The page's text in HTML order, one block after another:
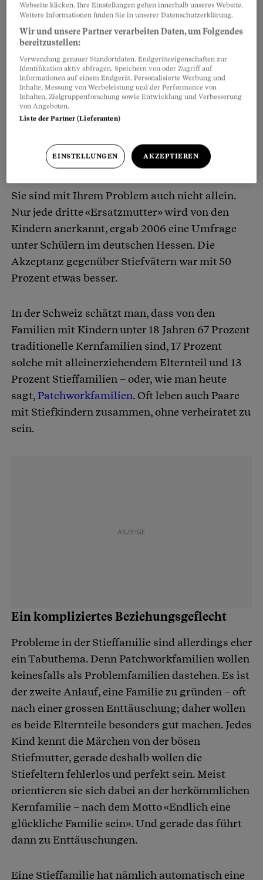
Partnerinhalte
Sie sind mit Ihrem Problem auch nicht allein.
Nur jede dritte «Ersatzmutter» wird von den
Kindern anerkannt, ergab 2006 eine Umfrage
unter Schülern im deutschen Hessen. Die
Akzeptanz gegenüber Stiefvätern war mit 50
Prozent etwas besser.
In der Schweiz schätzt man, dass von den
Familien mit Kindern unter 18 Jahren 67 Prozent
traditionelle Kernfamilien sind, 17 Prozent
solche mit alleinerziehendem Elternteil und 13
Prozent Stieffamilien – oder, wie man heute
sagt,Patchworkfamilien. Oft leben auch Paare
mit Stiefkindern zusammen, ohne verheiratet zu
sein.
Ein kompliziertes Beziehungsgeflecht
Probleme in der Stieffamilie sind allerdings eher
ein Tabuthema. Denn Patchworkfamilien wollen
keinesfalls als Problemfamilien dastehen. Es ist
der zweite Anlauf, eine Familie zu gründen – oft
nach einer grossen Enttäuschung; daher wollen
es beide Elternteile besonders gut machen. Jedes
Kind kennt die Märchen von der bösen
Stiefmutter, gerade deshalb wollen die
Stiefeltern fehlerlos und perfekt sein. Meist
orientieren sie sich dabei an der herkömmlichen
Kernfamilie – nach dem Motto «Endlich eine
glückliche Familie sein». Und gerade das führt
dann zu Enttäuschungen.
Eine Stieffamilie hat nämlich automatisch eine
Webseite klicken. Ihre Einstellungen gelten innerhalb unseres Website.
Weitere Informationen finden Sie in unserer Datenschutzerklärung.
Wir und unsere Partner verarbeiten Daten, um Folgendes
bereitzustellen:
Verwendung genauer Standortdaten. Endgeräteeigenschaften zur
Identifikation aktiv abfragen. Speichern von oder Zugriff auf
Informationen auf einem Endgerät. Personalisierte Werbung und
Inhalte, Messung von Werbeleistung und der Performance von
Inhalten, Zielgruppenforschung sowie Entwicklung und Verbesserung
von Angeboten.
Liste der Partner (Lieferanten)
EINSTELLUNGEN AKZEPTIEREN